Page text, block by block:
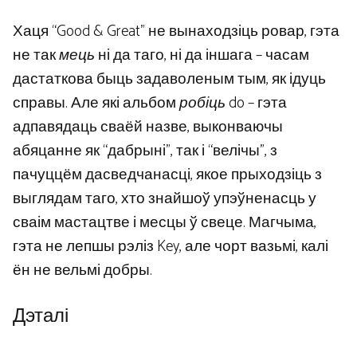
Хаця “Good & Great” не вынаходзіць ровар, гэта
не такмецьні да таго, ні да іншага – часам
дастаткова быць задаволеным тым, як ідуць
справы. Але які альбомробіцьdo – гэта
адпавядаць сваёй назве, выконваючы
абяцанне як “дабрыні”, так і “велічы”, з
пачуццём дасведчанасці, якое прыходзіць з
выглядам таго, хто знайшоў упэўненасць у
сваім мастацтве і месцы ў свеце. Магчыма,
гэта не лепшы рэліз Key, але чорт вазьмі, калі
ён не вельмі добры.
Дэталі